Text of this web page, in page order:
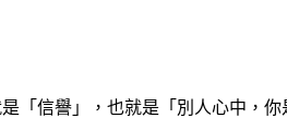
信譽」，也就是「別人心中，你